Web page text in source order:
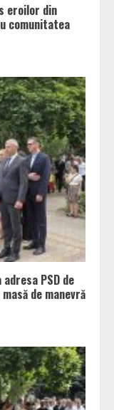
eroilor din
comunitatea
PSD de
de manevră